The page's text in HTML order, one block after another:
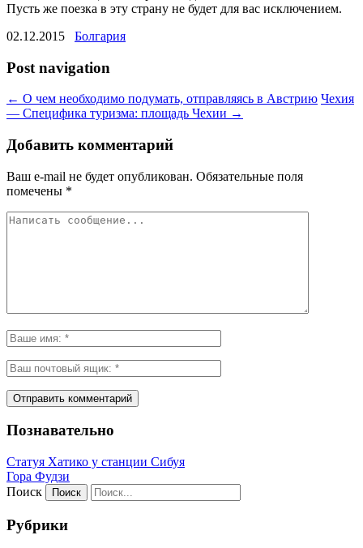
Пусть же поезка в эту страну не будет для вас исключением.
02.12.2015 Болгария
Post navigation
← О чем необходимо подумать, отправляясь в Австрию Чехия
— Специфика туризма: площадь Чехии →
Добавить комментарий
Ваш e-mail не будет опубликован. Обязательные поля
помечены *
Познавательно
Статуя Хатико у станции Сибуя
Гора Фудзи
Поиск
Рубрики